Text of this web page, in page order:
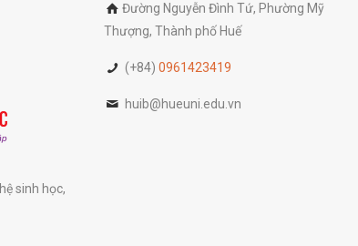
sinh học,
Đường Nguyễn Đình Tứ, Phường Mỹ
Thượng, Thành phố Huế
(+84) 0961423419
huib@hueuni.edu.vn